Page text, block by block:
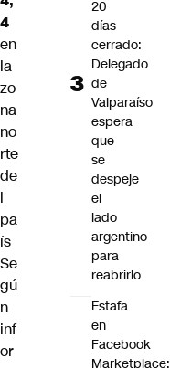
4
en
la
zo
na
no
rte
de
l
pa
ís
Se
gú
n
inf
or
20
días
cerrado:
Delegado
de
Valparaíso
espera
que
se
despeje
el
lado
argentino
para
reabrirlo
Estafa
en
Facebook
Marketplace: